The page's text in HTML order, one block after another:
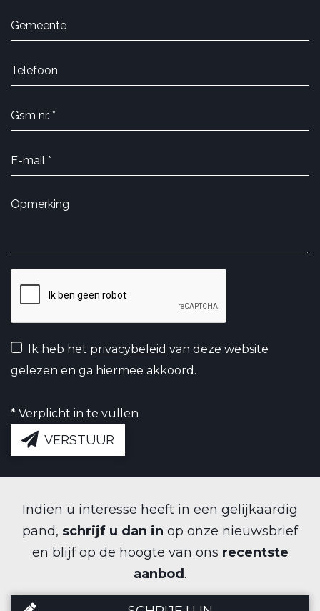
Indien u interesse heeft in een gelijkaardig
pand, schrijf u dan in op onze nieuwsbrief
en blijf op de hoogte van ons recentste
aanbod.
Ik heb het privacybeleid van deze website
gelezen en ga hiermee akkoord.
* Verplicht in te vullen
VERSTUUR